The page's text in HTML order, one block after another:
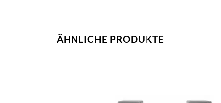
ÄHNLICHE PRODUKTE